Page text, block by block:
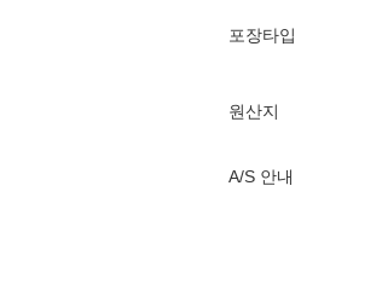
포장타입
원산지
A/S 안내